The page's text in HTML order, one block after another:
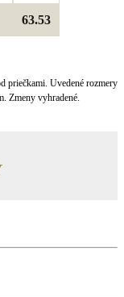
63.53
priečkami. Uvedené rozmery
Zmeny vyhradené.